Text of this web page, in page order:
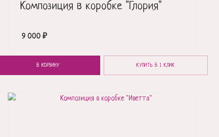
Композиция в коробке "Глория"
9 000 ₽
В КОРЗИНУ КУПИТЬ В 1 КЛИК